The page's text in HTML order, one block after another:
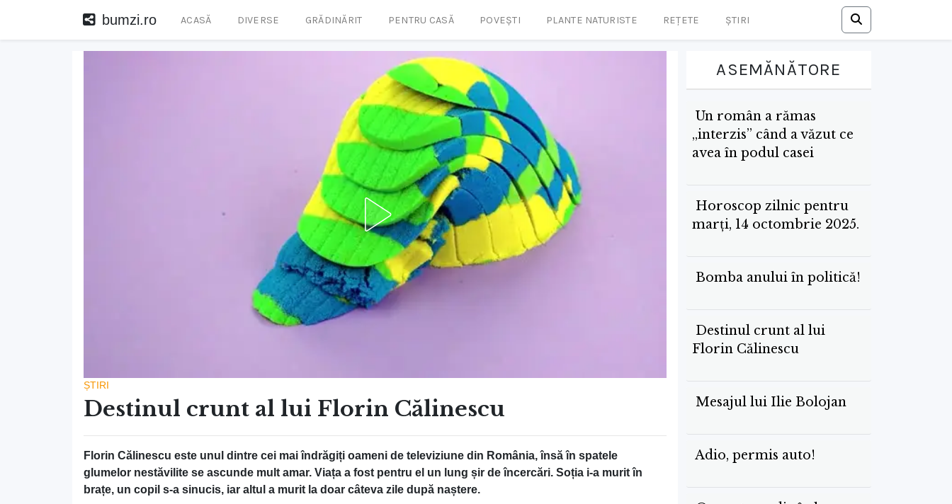
bumzi.ro ACASĂ DIVERSE GRĂDINĂRIT PENTRU CASĂ POVEȘTI PLANTE NATURISTE REȚETE ȘTIRI
ȘTIRI
Destinul crunt al lui Florin Călinescu
Florin Călinescu este unul dintre cei mai îndrăgiți oameni de televiziune din România, însă în spatele
glumelor nestăvilite se ascunde mult amar. Viața a fost pentru el un lung șir de încercări. Soția i-a murit în
brațe, un copil s-a sinucis, iar altul a murit la doar câteva zile după naștere.
ASEMĂNĂTORE
Un român a rămas
„interzis” când a văzut ce
avea în podul casei
Horoscop zilnic pentru
marți, 14 octombrie 2025.
Bomba anului în politică!
Destinul crunt al lui
Florin Călinescu
Mesajul lui Ilie Bolojan
Adio, permis auto!